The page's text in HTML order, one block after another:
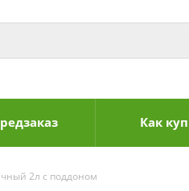
Как
2л с поддоном